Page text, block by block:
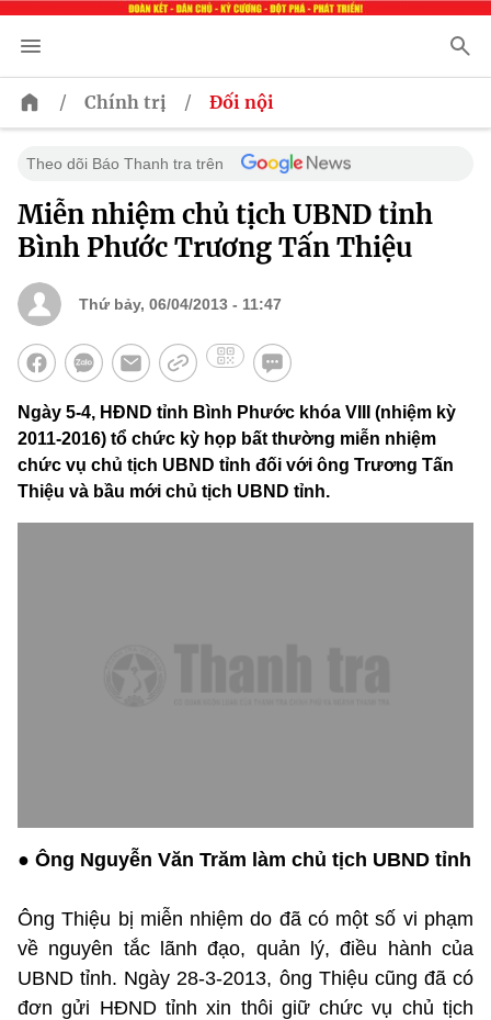
/ Chính trị / Đối nội
Theo dõi Báo Thanh tra trên
Miễn nhiệm chủ tịch UBND tỉnh
Bình Phước Trương Tấn Thiệu
Thứ bảy, 06/04/2013 - 11:47
Ngày 5-4, HĐND tỉnh Bình Phước khóa VIII (nhiệm kỳ
2011-2016) tổ chức kỳ họp bất thường miễn nhiệm
chức vụ chủ tịch UBND tỉnh đối với ông Trương Tấn
Thiệu và bầu mới chủ tịch UBND tỉnh.
● Ông Nguyễn Văn Trăm làm chủ tịch UBND tỉnh
Ông Thiệu bị miễn nhiệm do đã có một số vi phạm
về nguyên tắc lãnh đạo, quản lý, điều hành của
UBND tỉnh. Ngày 28-3-2013, ông Thiệu cũng đã có
đơn gửi HĐND tỉnh xin thôi giữ chức vụ chủ tịch